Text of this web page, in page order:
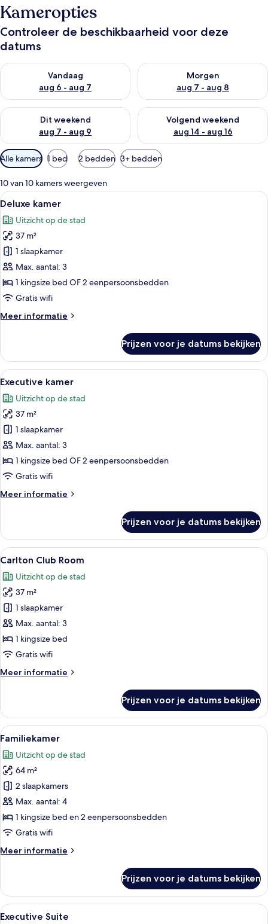
Kameropties
Controleer de beschikbaarheid voor deze
datums
Vandaag
aug 6 - aug 7
De beschikbaarheid controleren voor vanavond aug 6 - aug 7
Morgen
aug 7 - aug 8
De beschikbaarheid
Dit weekend
aug 7 - aug 9
De beschikbaarheid controleren voor dit weekend aug 7 -
Volgend weekend
aug 14 - aug 16
De beschikbaarheid
Beschikbare
filters
voor
kamers
Alle kamers 1 bed 2 bedden 3+ bedden
10 van 10 kamers weergeven
Alle
foto's
voor
Deluxe
kamer
laden
Een moderne hotelkamer met een
7
Deluxe kamer
Uitzicht op de stad
37 m²
1 slaapkamer
Max. aantal: 3
1 kingsize bed OF 2 eenpersoonsbedden
Gratis wifi
Meer informatie
Meer
kamer
Prijzen voor je datums bekijken
Alle
foto's
voor
Executive
kamer
laden
Een moderne hotelkamer met een
6
Executive kamer
Uitzicht op de stad
37 m²
1 slaapkamer
Max. aantal: 3
1 kingsize bed OF 2 eenpersoonsbedden
Gratis wifi
Meer informatie
Meer
kamer
Prijzen voor je datums bekijken
Alle
foto's
voor
Carlton
Club
Room
laden
Een moderne hotelkamer met
5
Carlton Club Room
Uitzicht op de stad
37 m²
1 slaapkamer
Max. aantal: 3
1 kingsize bed
Gratis wifi
Meer informatie
Meer
Club
Room
Prijzen voor je datums bekijken
Alle
foto's
voor
Familiekamer
laden
Een moderne hotelkamer met twee
5
Familiekamer
Uitzicht op de stad
64 m²
2 slaapkamers
Max. aantal: 4
1 kingsize bed en 2 eenpersoonsbedden
Gratis wifi
Meer informatie
Meer
Prijzen voor je datums bekijken
Alle
Een moderne hotelkamer met een
6
Executive Suite